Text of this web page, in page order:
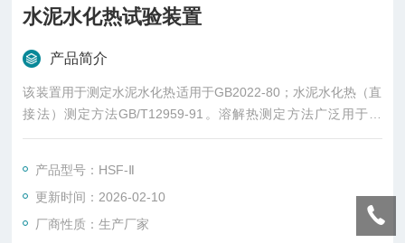
水泥水化热试验装置
产品简介
该装置用于测定水泥水化热适用于GB2022-80；水泥水化热（直
接法）测定方法GB/T12959-91。溶解热测定方法广泛用于水
泥、混凝土测试。直接测定法是在热量计周围温度不变条件下，
计内积蓄与散失热量的总和。从而求得水泥水化7天内的水化热
（J/g）
产品型号：HSF-Ⅱ
更新时间：2026-02-10
厂商性质：生产厂家